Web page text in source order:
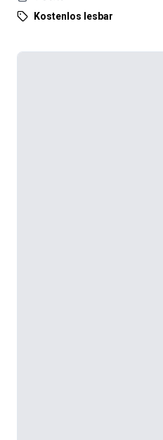
Kostenlos lesbar